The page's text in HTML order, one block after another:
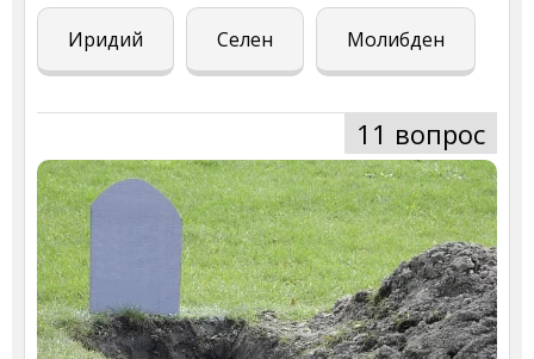
Иридий Селен Молибден
11 вопрос